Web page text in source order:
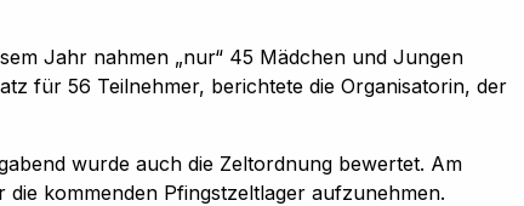
Jahr nahmen „nur“ 45 Mädchen und Jungen
für 56 Teilnehmer, berichtete die Organisatorin, der
wurde auch die Zeltordnung bewertet. Am
kommenden Pfingstzeltlager aufzunehmen.